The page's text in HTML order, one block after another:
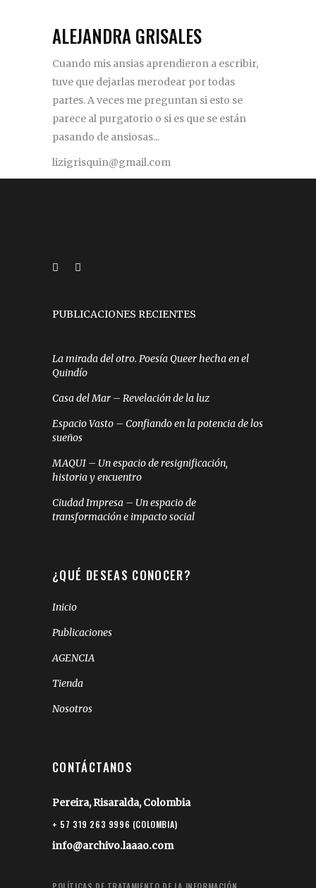
ALEJANDRA GRISALES
Cuando mis ansias aprendieron a escribir,
tuve que dejarlas merodear por todas
partes. A veces me preguntan si esto se
parece al purgatorio o si es que se están
pasando de ansiosas...
lizigrisquin@gmail.com
PUBLICACIONES RECIENTES
La mirada del otro. Poesía Queer hecha en el
Quindío
Casa del Mar – Revelación de la luz
Espacio Vasto – Confiando en la potencia de los
sueños
MAQUI – Un espacio de resignificación,
historia y encuentro
Ciudad Impresa – Un espacio de
transformación e impacto social
¿QUÉ DESEAS CONOCER?
Inicio
Publicaciones
AGENCIA
Tienda
Nosotros
CONTÁCTANOS
Pereira, Risaralda, Colombia
+ 57 319 263 9996 (COLOMBIA)
info@archivo.laaao.com